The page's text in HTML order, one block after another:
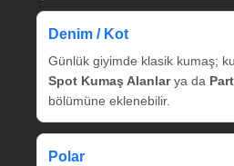
Denim / Kot
Günlük giyimde klasik kumaş;
Spot Kumaş Alanlarya da
bölümüne eklenebilir.
Polar